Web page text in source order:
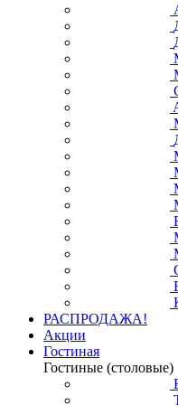
РАСПРОДАЖА!
Акции
Гостиная
Гостиные (столовые)